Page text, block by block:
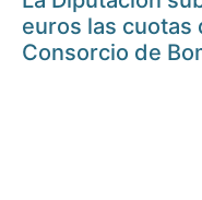
euros las cuotas
Consorcio de